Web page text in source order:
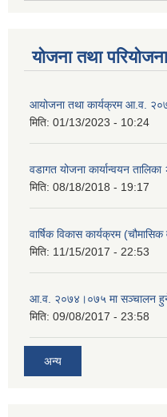
योजना तथा परियोजना
आयोजना तथा कार्यक्रम आ.व.
मिति: 01/13/2023 - 10:24
वडागत योजना कार्यान्वयन
मिति: 08/18/2018 - 19:17
वार्षिक विकास कार्यक्रम (चौमासिक
मिति: 11/15/2017 - 22:53
आ.व. २०७४।०७५ मा सञ्चालन हुने
मिति: 09/08/2017 - 23:58
अन्य